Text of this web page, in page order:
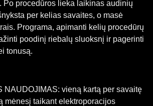
Po procedūros lieka laikinas audinių
per kelias savaites, o masė
Programa, apimanti kelių procedūrų
poodinį riebalų sluoksnį ir pagerinti
tonusą.
NAUDOJIMAS: vieną kartą per savaitę
mėnesį taikant elektroporacijos